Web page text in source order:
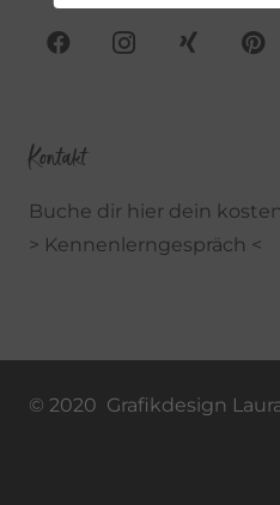
Kontakt
Buche dir hier dein
> Kennenlerngespräch <
© 2020 Grafikdesign